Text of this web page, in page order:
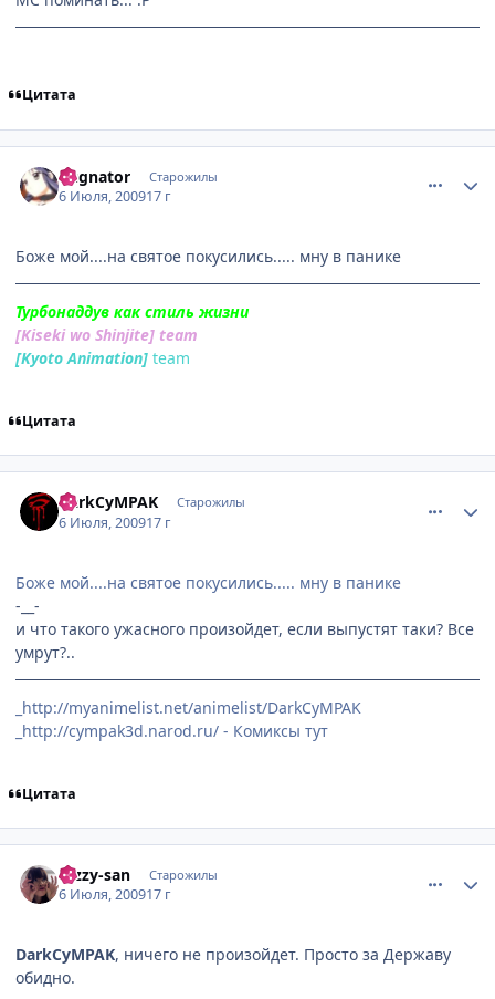
Цитата
Pugnator Старожилы
6 Июля, 200917 г
Боже мой....на святое покусились..... мну в панике
Турбонаддув как стиль жизни
[Kiseki wo Shinjite] team
[Kyoto Animation] team
Цитата
DarkCyMPAK Старожилы
6 Июля, 200917 г
Боже мой....на святое покусились..... мну в панике
-__-
и что такого ужасного произойдет, если выпустят таки? Все
умрут?..
_http://myanimelist.net/animelist/DarkCyMPAK
_http://cympak3d.narod.ru/ - Комиксы тут
Цитата
Dizzy-san Старожилы
6 Июля, 200917 г
DarkCyMPAK, ничего не произойдет. Просто за Державу
обидно.